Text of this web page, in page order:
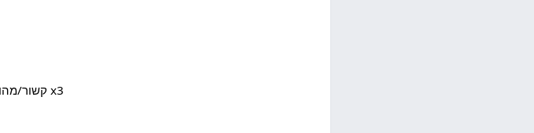
שמכיל(ה) x2, קשור/מהודק ע"י x3